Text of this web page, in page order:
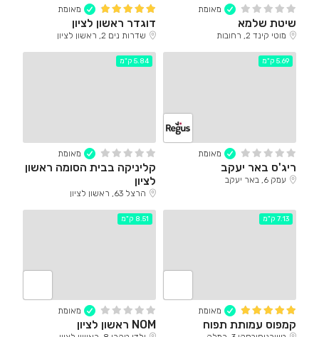
מאומת
שיטת שלמא
מוטי קינד 2, רחובות
מאומת
דוגדר ראשון לציון
שדרות נים 2, ראשון לציון
מאומת
5.69 ק"מ
ריג'ס באר יעקב
עמק 6, באר יעקב
מאומת
5.84 ק"מ
קליניקה בבית הסומה ראשון
לציון
הרצל 63, ראשון לציון
מאומת
7.13 ק"מ
קמפוס עמותת תפוח
מאומת
8.51 ק"מ
NOM ראשון לציון